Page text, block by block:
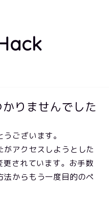
りませんでした
ございます。
アクセスしようとした
されています。お手数
からもう一度目的のペ